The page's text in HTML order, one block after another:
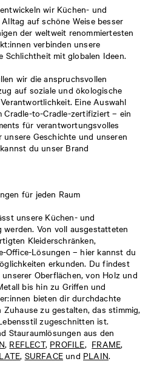
wir Küchen- und
auf schöne Weise besser
der weltweit renommiertesten
verbinden unsere
Schlichtheit mit globalen Ideen.
wir die anspruchsvollen
auf soziale und ökologische
Eine Auswahl
to-Cradle-zertifiziert – ein
für verantwortungsvolles
unsere Geschichte und unseren
du unser Brand
für jeden Raum
unsere Küchen- und
Von voll ausgestatteten
Kleiderschränken,
Office-Lösungen – hier kannst du
erkunden. Du findest
Oberflächen, von Holz und
bis hin zu Griffen und
bieten dir durchdachte
zu gestalten, das stimmig,
zugeschnitten ist.
Stauraumlösungen aus den
, REFLECT, PROFILE, FRAME,
, SURFACE und PLAIN.